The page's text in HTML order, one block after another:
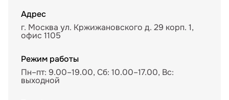
Адрес
г. Москва ул. Кржижановского д. 29 корп. 1,
офис 1105
Режим работы
Пн–пт: 9.00–19.00, Сб: 10.00–17.00, Вс:
выходной